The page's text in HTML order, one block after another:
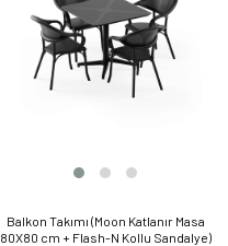
Balkon Takımı (Moon Katlanır Masa
80X80 cm + Flash-N Kollu Sandalye)